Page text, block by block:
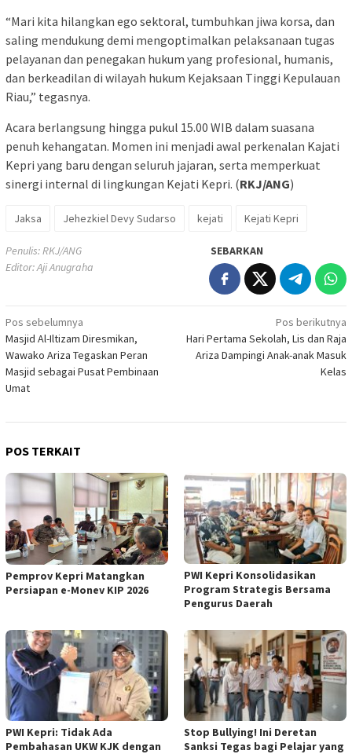
“Mari kita hilangkan ego sektoral, tumbuhkan jiwa korsa, dan
saling mendukung demi mengoptimalkan pelaksanaan tugas
pelayanan dan penegakan hukum yang profesional, humanis,
dan berkeadilan di wilayah hukum Kejaksaan Tinggi Kepulauan
Riau,” tegasnya.
Acara berlangsung hingga pukul 15.00 WIB dalam suasana
penuh kehangatan. Momen ini menjadi awal perkenalan Kajati
Kepri yang baru dengan seluruh jajaran, serta memperkuat
sinergi internal di lingkungan Kejati Kepri. (RKJ/ANG)
Jaksa Jehezkiel Devy Sudarso kejati Kejati Kepri
Penulis: RKJ/ANG
Editor: Aji Anugraha
SEBARKAN
Navigasi
pos
Pos sebelumnya
Masjid Al-Iltizam Diresmikan,
Wawako Ariza Tegaskan Peran
Masjid sebagai Pusat Pembinaan
Umat
Pos berikutnya
Hari Pertama Sekolah, Lis dan Raja
Ariza Dampingi Anak-anak Masuk
Kelas
POS TERKAIT
Pemprov Kepri Matangkan
Persiapan e-Monev KIP 2026
PWI Kepri Konsolidasikan
Program Strategis Bersama
Pengurus Daerah
PWI Kepri: Tidak Ada
Pembahasan UKW KJK dengan
Stop Bullying! Ini Deretan
Sanksi Tegas bagi Pelajar yang